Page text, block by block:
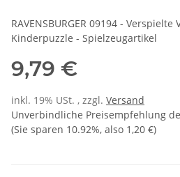
RAVENSBURGER 09194 -
Kinderpuzzle - Spielzeugartikel
9,79 €
inkl. 19% USt. , zzgl. Versand
Unverbindliche Preisempfehlung
(Sie sparen 10.92%, also 1,20 €)